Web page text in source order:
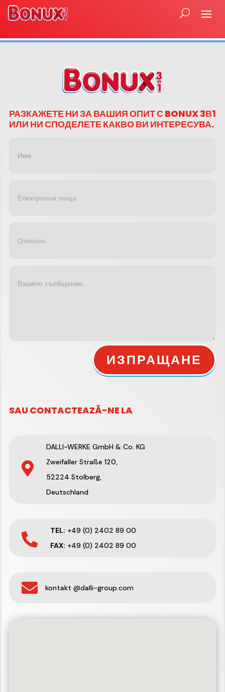
РАЗКАЖЕТЕ НИ ЗА ВАШИЯ ОПИТ С BONUX 3В1
ИЛИ НИ СПОДЕЛЕТЕ КАКВО ВИ ИНТЕРЕСУВА.
ИЗПРАЩАНЕ
SAU CONTACTEAZĂ-NE LA

DALLI-WERKE GmbH & Co. KG
Zweifaller Straße 120,
52224 Stolberg,
Deutschland

TEL: +49 (0) 2402 89 00
FAX: +49 (0) 2402 89 00
 kontakt @dalli-group.com